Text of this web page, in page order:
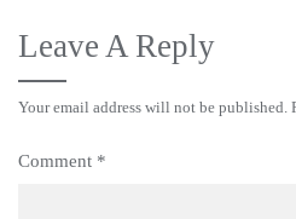
Leave A Reply
Your email address will not be published.
Comment *